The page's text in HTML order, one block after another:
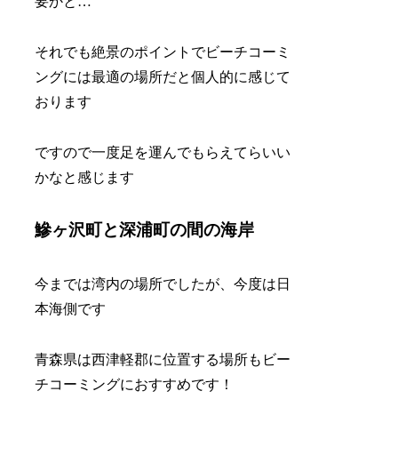
それでも絶景のポイントでビーチコーミ
ングには最適の場所だと個人的に感じて
おります
ですので一度足を運んでもらえてらいい
かなと感じます
鰺ヶ沢町と深浦町の間の海岸
今までは湾内の場所でしたが、今度は日
本海側です
青森県は西津軽郡に位置する場所もビー
チコーミングにおすすめです！